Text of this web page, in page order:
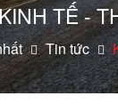
TẾ -
Tin tức